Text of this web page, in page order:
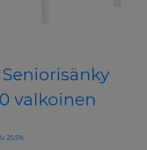
Seniorisänky
valkoinen
25,5%